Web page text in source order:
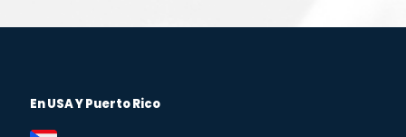
En USA Y Puerto Rico